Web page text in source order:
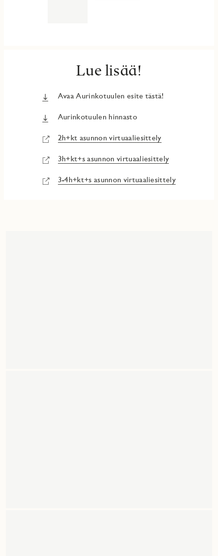
Lue lisää!
Avaa Aurinkotuulen esite tästä!
Aurinkotuulen hinnasto
2h+kt asunnon virtuaaliesittely
3h+kt+s asunnon virtuaaliesittely
3-4h+kt+s asunnon virtuaaliesittely